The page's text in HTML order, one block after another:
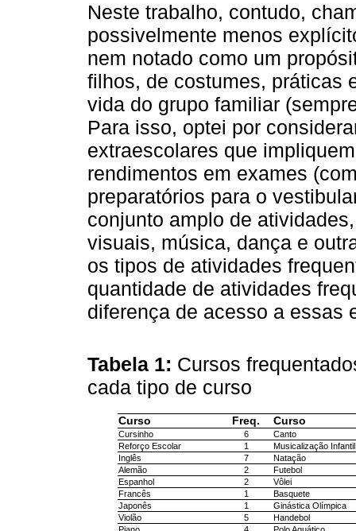
Neste trabalho, contudo,
possivelmente menos
nem notado como um
filhos, de costumes, práticas
vida do grupo familiar
Para isso, optei por
extraescolares que
rendimentos em exames
preparatórios para o
conjunto amplo de
visuais, música, dança e
os tipos de atividades
quantidade de atividades
diferença de acesso a essas
Tabela 1: Cursos
cada tipo de curso
Curso Freq. Curso
Cursinho 6
Canto
Reforço Escolar
1
Musicalização Infantil
Inglês
7
Natação
Alemão
2
Futebol
Espanhol
2
Vôlei
Francês
1
Basquete
Japonês
1
Ginástica Olímpica
Violão
5
Handebol